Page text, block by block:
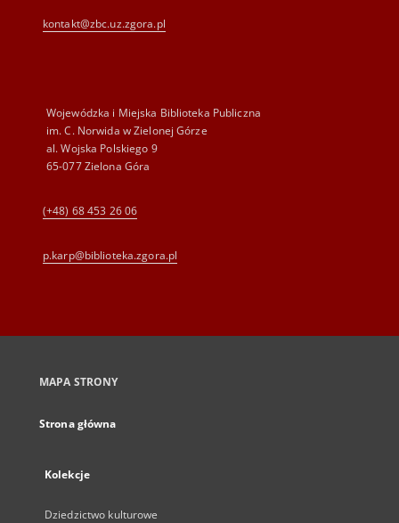
kontakt@zbc.uz.zgora.pl
Wojewódzka i Miejska Biblioteka Publiczna
im. C. Norwida w Zielonej Górze
al. Wojska Polskiego 9
65-077 Zielona Góra
(+48) 68 453 26 06
p.karp@biblioteka.zgora.pl
MAPA STRONY
Strona główna
Kolekcje
Dziedzictwo kulturowe